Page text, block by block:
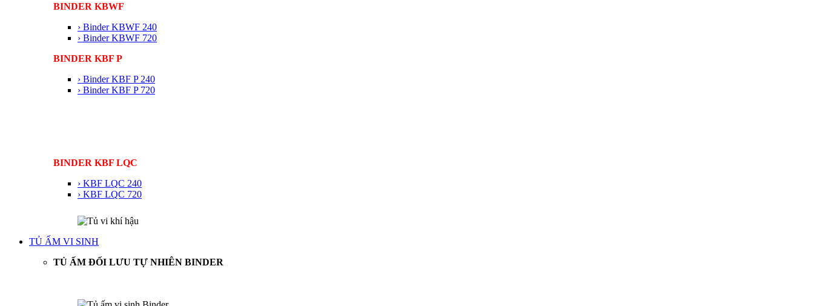
BINDER KBWF
› Binder KBWF 240
› Binder KBWF 720
BINDER KBF P
› Binder KBF P 240
› Binder KBF P 720
BINDER KBF LQC
› KBF LQC 240
› KBF LQC 720
TỦ ẤM VI SINH
TỦ ẤM ĐỐI LƯU TỰ NHIÊN BINDER